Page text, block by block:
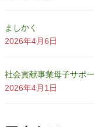
ましかく
2026年4月6日
社会貢献事業母子サポ
2026年4月1日